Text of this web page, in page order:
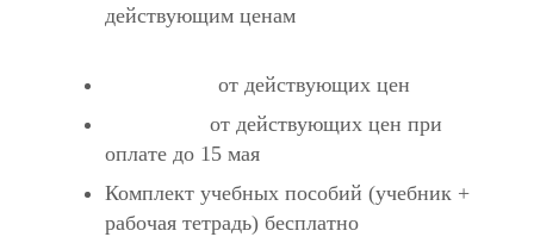
действующим ценам
от действующих цен
от действующих цен при
оплате до 15 мая
Комплект учебных пособий (учебник +
рабочая тетрадь) бесплатно